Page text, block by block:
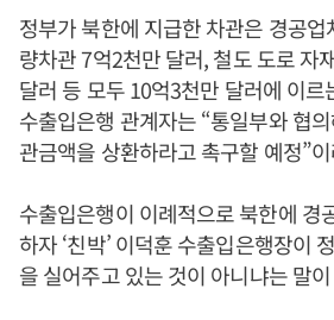
정부가 북한에 지급한 차관은 경공
량차관 7억2천만 달러, 철도 도로 자
달러 등 모두 10억3천만 달러에 이르
수출입은행 관계자는 “통일부와 협
관금액을 상환하라고 촉구할 예정”
수출입은행이 이례적으로 북한에 경
하자 ‘친박’ 이덕훈 수출입은행장이
을 실어주고 있는 것이 아니냐는 말